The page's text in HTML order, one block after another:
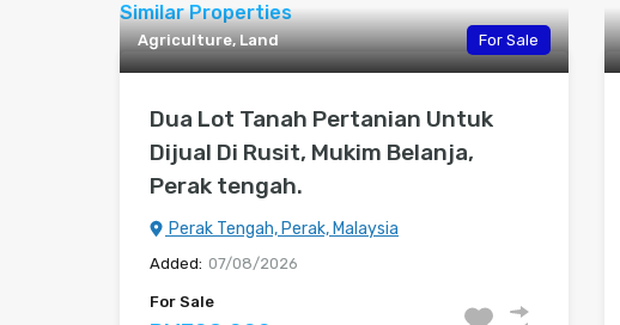
Similar Properties
Agriculture, Land For Sale
Dua Lot Tanah Pertanian Untuk
Dijual Di Rusit, Mukim Belanja,
Perak tengah.
Perak Tengah, Perak, Malaysia
Added: 07/08/2026
For Sale